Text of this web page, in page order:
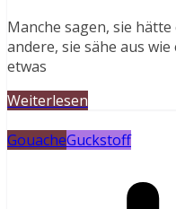
Manche sagen, sie hätte
andere, sie sähe aus
etwas
Weiterlesen
GouacheGuckstoff